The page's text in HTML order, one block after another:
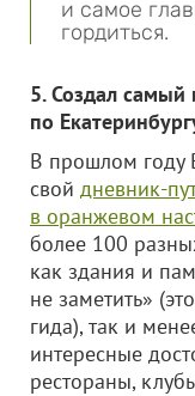
и самое
гордиться.
5. Создал самый
по
В прошлом году
свой дневник-
в оранжевом
более 100
как здания и
не заметить»
гида), так и
интересные
рестораны,